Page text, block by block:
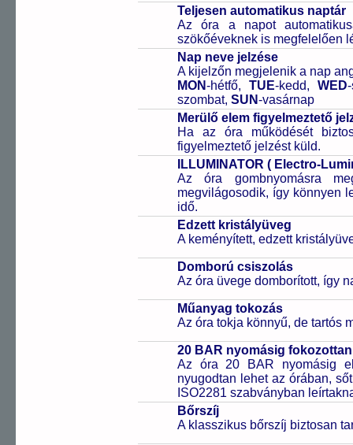
Teljesen automatikus naptár
Az óra a napot
szökőéveknek is megfelelően
Nap neve jelzése
A kijelzőn megjelenik a nap
MON-hétfő, TUE-kedd, WED
szombat, SUN-vasárnap
Merülő elem figyelmeztető
Ha az óra működését
figyelmeztető jelzést küld.
ILLUMINATOR ( Electro-
Az óra gombnyomásra
megvilágosodik, így könnyen
idő.
Edzett kristályüveg
A keményített, edzett
Domború csiszolás
Az óra üvege domborított, így
Műanyag tokozás
Az óra tokja könnyű, de tartós
20 BAR nyomásig
Az óra 20 BAR nyomásig
nyugodtan lehet az órában,
ISO2281 szabványban
Bőrszíj
A klasszikus bőrszíj biztosan